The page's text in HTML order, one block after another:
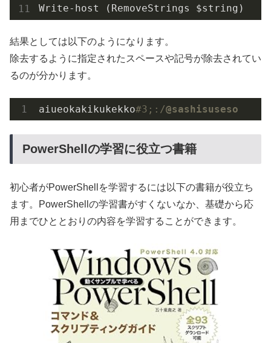
Write-host (RemoveStrings $string)
結果としては以下のようになります。
除去するように指定されたスペースや記号が除去されてい
るのが分かります。
aiueokakikukekko#3;:/@sashisuseso
PowerShellの学習に役立つ書籍
初心者がPowerShellを学習するには以下の書籍が役立ち
ます。PowerShellの学習書がすくないなか、基礎から応
用までひととおりの内容を学習することができます。